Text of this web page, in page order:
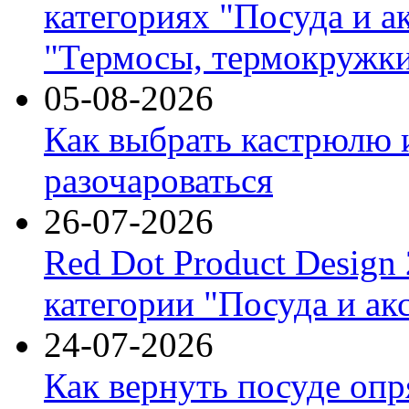
категориях "Посуда и
"Термосы,
05-08-2026
Как выбрать кастрюлю
разочароваться
26-07-2026
Red Dot Product Design
категории "Посуда и
24-07-2026
Как вернуть посуде